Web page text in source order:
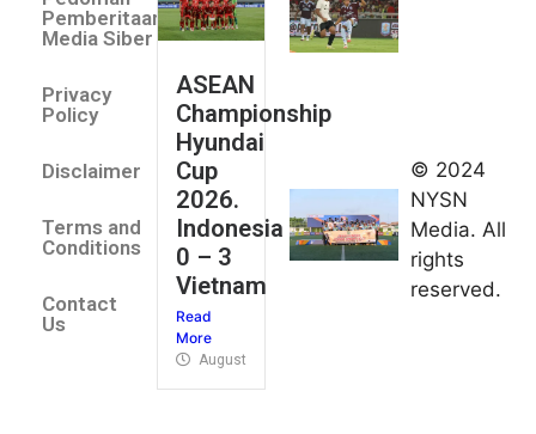
Pemberitaan
Media Siber
Privacy
Policy
Disclaimer
Terms and
Conditions
Contact
Us
ASEAN
Championship
Hyundai
Cup
2026.
Indonesia
0 – 3
Vietnam
Read
More
August 4, 2026
umum
Kejurnas
Panahan
Junior di
Kudus
© 2024
NYSN
Media. All
rights
reserved.